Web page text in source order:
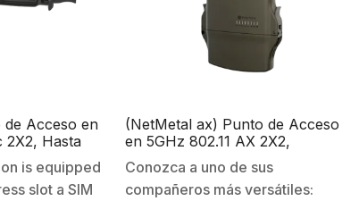
Acceso en
2X2, Hasta
con
is equipped
slot a SIM
(NetMetal ax) Punto de Acceso
en 5GHz 802.11 AX 2X2,
Conectorizado con Ranura p/SIM
Conozca a uno de sus
compañeros más versátiles: